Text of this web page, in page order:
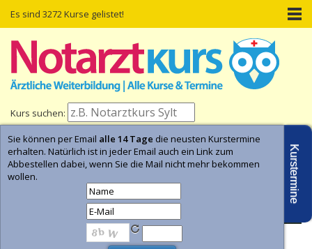
Es sind 3272 Kurse gelistet!
Kurs suchen:
Home Kurs-Termine Kurs-Suche Kurstermine
Sie können per Email alle 14 Tage die neusten Kurstermine
erhalten. Natürlich ist in jeder Email auch ein Link zum
Abbestellen dabei, wenn Sie die Mail nicht mehr bekommen
wollen.